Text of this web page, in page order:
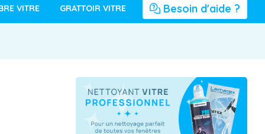
VITRE GRATTOIR VITRE Besoin d'aide ?